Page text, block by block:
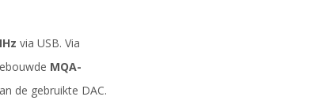
via USB. Via
MQA-
de gebruikte DAC.